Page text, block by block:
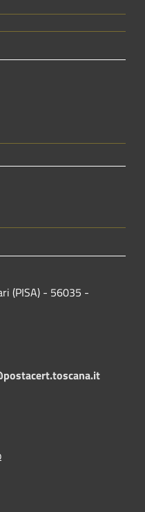
(PISA) - 56035 -